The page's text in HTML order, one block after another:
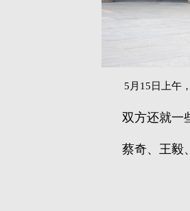
5月15日上午
双方还就一
蔡奇、王毅